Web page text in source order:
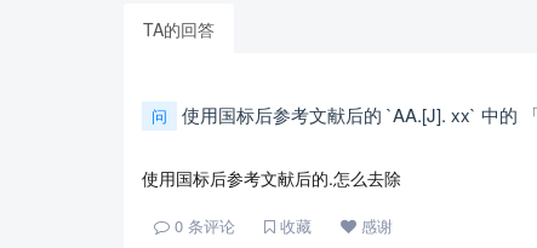
TA的回答
问 使用国标后参考文献后的 `AA.[J]. xx` 中的
使用国标后参考文献后的.怎么去除
0 条评论 收藏 感谢